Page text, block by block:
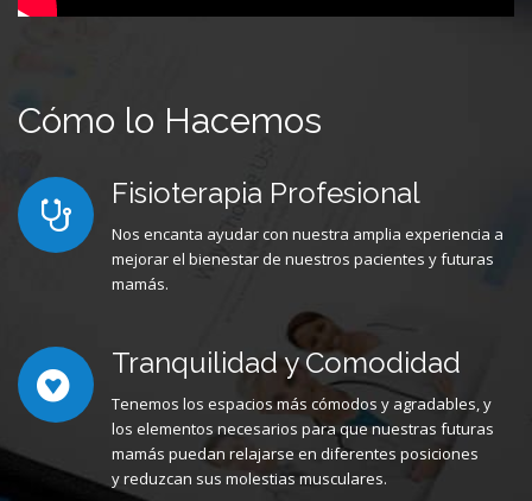
Cómo lo Hacemos
Fisioterapia Profesional
Nos encanta ayudar con nuestra amplia experiencia a
mejorar el bienestar de nuestros pacientes y futuras
mamás.
Tranquilidad y Comodidad
Tenemos los espacios más cómodos y agradables, y
los elementos necesarios para que nuestras futuras
mamás puedan relajarse en diferentes posiciones
y reduzcan sus molestias musculares.